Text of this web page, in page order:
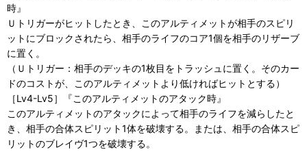
時』
Ｕトリガーがヒットしたとき、このアルティメットが相手のスピリ
ットにブロックされたら、相手のライフのコア1個を相手のリザーブ
に置く。
（Ｕトリガー：相手のデッキの1枚目をトラッシュに置く。そのカー
ドのコストが、このアルティメットより低ければヒットとする）
［Lv4-Lv5］『このアルティメットのアタック時』
このアルティメットのアタックによって相手のライフを減らしたと
き、相手の合体スピリット1体を破壊する。または、相手の合体スピ
リットのブレイヴ1つを破壊する。